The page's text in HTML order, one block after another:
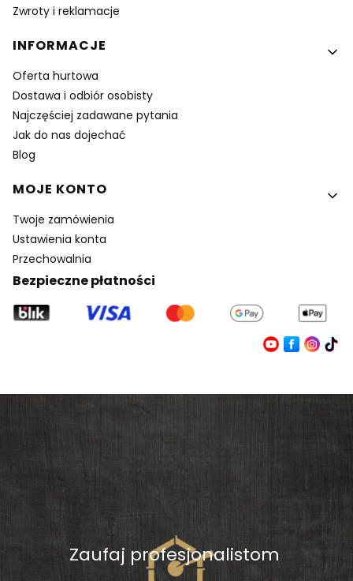
Zwroty i reklamacje
INFORMACJE
Oferta hurtowa
Dostawa i odbiór osobisty
Najczęściej zadawane pytania
Jak do nas dojechać
Blog
MOJE KONTO
Twoje zamówienia
Ustawienia konta
Przechowalnia
Bezpieczne płatności
Zaufaj profesjonalistom